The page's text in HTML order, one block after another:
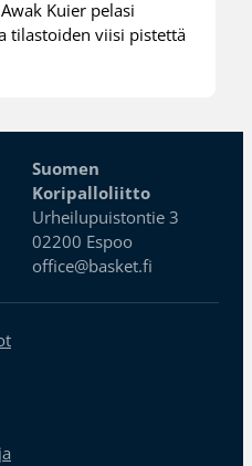
Kuier pelasi
tilastoiden viisi pistettä
Suomen
Koripalloliitto
Urheilupuistontie 3
02200 Espoo
office@basket.fi